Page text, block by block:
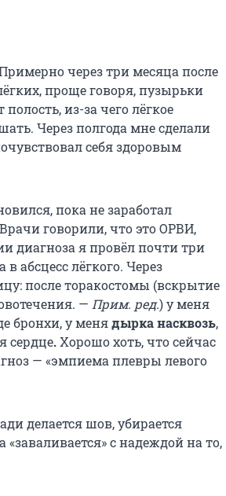
через три месяца после
проще говоря, пузырьки
из-за чего лёгкое
Через полгода мне сделали
себя здоровым
пока не заработал
говорили, что это ОРВИ,
диагноза я провёл почти три
абсцесс лёгкого. Через
после торакостомы (вскрытие
— Прим. ред.) у меня
бронхи, у менядырка насквозь,
сердце.Хорошо хоть, что сейчас
— «эмпиема плевры левого
делается шов, убирается
с надеждой на то,